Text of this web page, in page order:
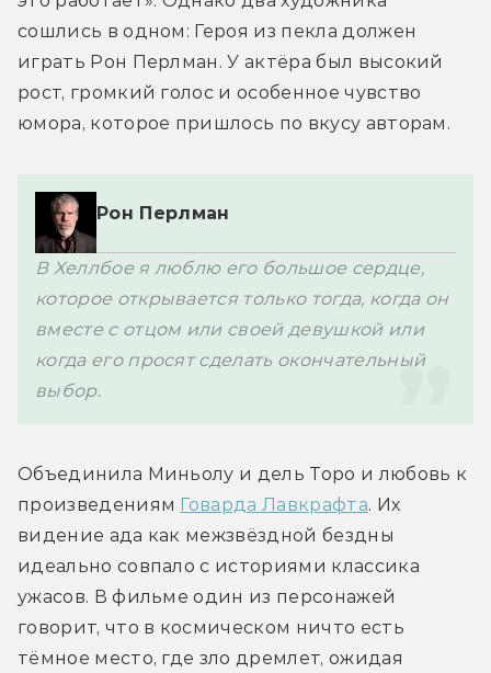
сошлись в одном: Героя из пекла должен
играть Рон Перлман. У актёра был высокий
рост, громкий голос и особенное чувство
юмора, которое пришлось по вкусу авторам.
Рон Перлман
В Хеллбое я люблю его большое сердце,
которое открывается только тогда, когда он
вместе с отцом или своей девушкой или
когда его просят сделать окончательный
выбор.
Объединила Миньолу и дель Торо и любовь к
произведениям Говарда Лавкрафта. Их
видение ада как межзвёздной бездны
идеально совпало с историями классика
ужасов. В фильме один из персонажей
говорит, что в космическом ничто есть
тёмное место, где зло дремлет, ожидая